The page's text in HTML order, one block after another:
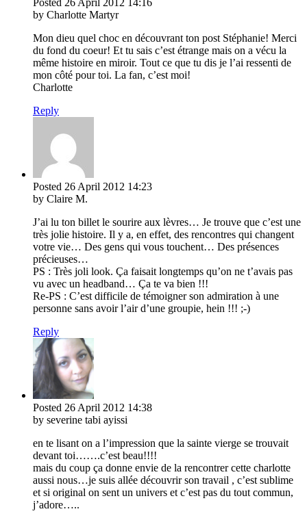
Posted 26 April 2012
14:16
by Charlotte Martyr
Mon dieu quel choc en découvrant ton post Stéphanie! Merci
du fond du coeur! Et tu sais c’est étrange mais on a vécu la
même histoire en miroir. Tout ce que tu dis je l’ai ressenti de
mon côté pour toi. La fan, c’est moi!
Charlotte
Reply
Posted 26 April 2012 14:23
by Claire M.
J’ai lu ton billet le sourire aux lèvres… Je trouve que c’est une
très jolie histoire. Il y a, en effet, des rencontres qui changent
votre vie… Des gens qui vous touchent… Des présences
précieuses…
PS : Très joli look. Ça faisait longtemps qu’on ne t’avais pas
vu avec un headband… Ça te va bien !!!
Re-PS : C’est difficile de témoigner son admiration à une
personne sans avoir l’air d’une groupie, hein !!! ;-)
Reply
Posted 26 April 2012 14:38
by severine tabi ayissi
en te lisant on a l’impression que la sainte vierge se trouvait
devant toi…….c’est beau!!!!
mais du coup ça donne envie de la rencontrer cette charlotte
aussi nous…je suis allée découvrir son travail , c’est sublime
et si original on sent un univers et c’est pas du tout commun,
j’adore…..